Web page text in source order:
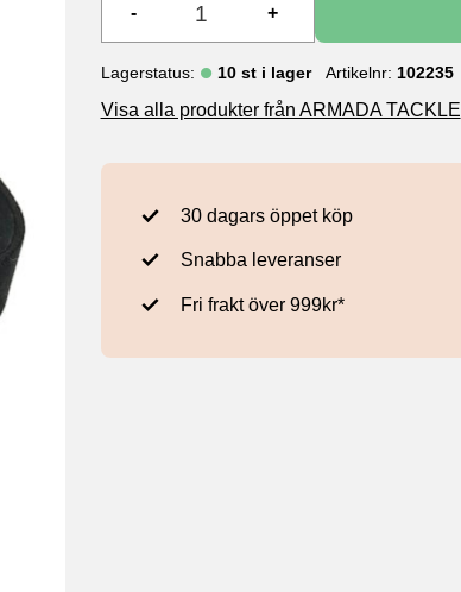
+
-
Lagerstatus 10 st i lager Artikelnr 102235
Visa alla produkter från ARMADA TACKLE
30 dagars öppet köp
Snabba leveranser
Fri frakt över 999kr*